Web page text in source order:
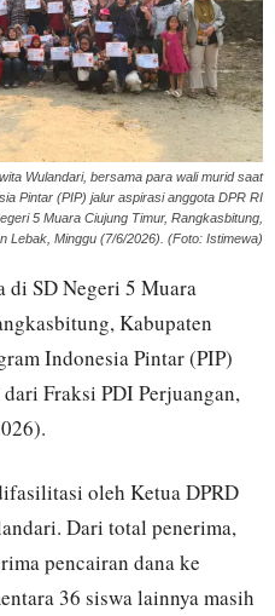
Wulandari, bersama para wali murid saat
Pintar (PIP) jalur aspirasi anggota DPR RI
5 Muara Ciujung Timur, Rangkasbitung,
Lebak, Minggu (7/6/2026). (Foto: Istimewa)
di SD Negeri 5 Muara
Kabupaten
Indonesia Pintar (PIP)
Fraksi PDI Perjuangan,
oleh Ketua DPRD
Dari total penerima,
pencairan dana ke
36 siswa lainnya masih